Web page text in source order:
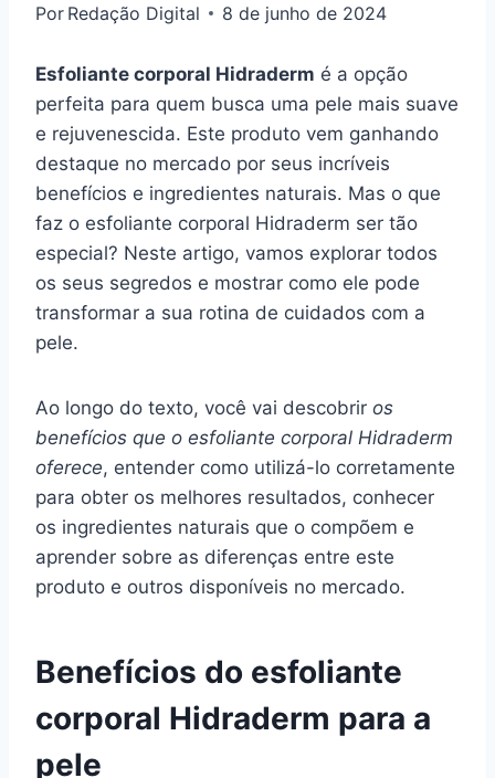
Por Redação Digital 8 de junho de 2024
Esfoliante corporal Hidraderm é a opção
perfeita para quem busca uma pele mais suave
e rejuvenescida. Este produto vem ganhando
destaque no mercado por seus incríveis
benefícios e ingredientes naturais. Mas o que
faz o esfoliante corporal Hidraderm ser tão
especial? Neste artigo, vamos explorar todos
os seus segredos e mostrar como ele pode
transformar a sua rotina de cuidados com a
pele.
Ao longo do texto, você vai descobrir os
benefícios que o esfoliante corporal Hidraderm
oferece, entender como utilizá-lo corretamente
para obter os melhores resultados, conhecer
os ingredientes naturais que o compõem e
aprender sobre as diferenças entre este
produto e outros disponíveis no mercado.
Benefícios do esfoliante
corporal Hidraderm para a
pele